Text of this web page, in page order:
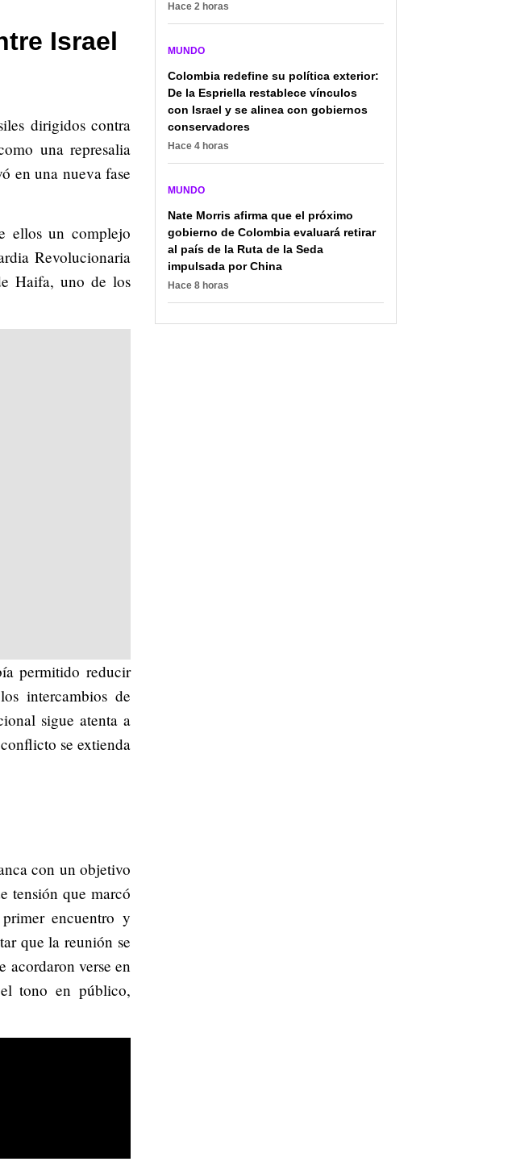
Israel
dirigidos contra
una represalia
en una nueva fase
ellos un complejo
Revolucionaria
Haifa, uno de los
permitido reducir
intercambios de
sigue atenta a
se extienda
con un objetivo
tensión que marcó
encuentro y
que la reunión se
acordaron verse en
tono en público,
Hace 2 horas
MUNDO
Colombia redefine su política exterior:
De la Espriella restablece vínculos
con Israel y se alinea con gobiernos
conservadores
Hace 4 horas
MUNDO
Nate Morris afirma que el próximo
gobierno de Colombia evaluará retirar
al país de la Ruta de la Seda
impulsada por China
Hace 8 horas